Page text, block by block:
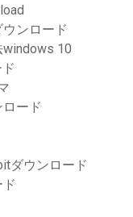
ンロード
10
ード
ダウンロード